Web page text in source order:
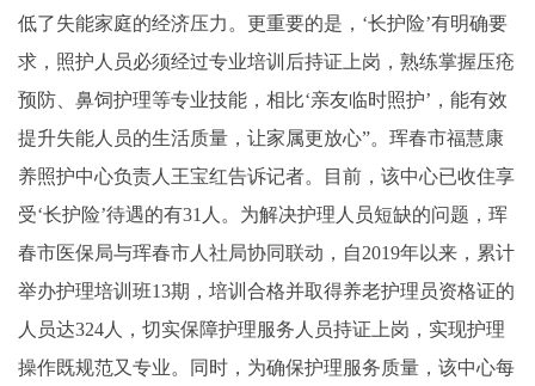
低了失能家庭的经济压力。更重要的是，‘长护险’有明确要
求，照护人员必须经过专业培训后持证上岗，熟练掌握压疮
预防、鼻饲护理等专业技能，相比‘亲友临时照护’，能有效
提升失能人员的生活质量，让家属更放心”。珲春市福慧康
养照护中心负责人王宝红告诉记者。目前，该中心已收住享
受‘长护险’待遇的有31人。为解决护理人员短缺的问题，珲
春市医保局与珲春市人社局协同联动，自2019年以来，累计
举办护理培训班13期，培训合格并取得养老护理员资格证的
人员达324人，切实保障护理服务人员持证上岗，实现护理
操作既规范又专业。同时，为确保护理服务质量，该中心每